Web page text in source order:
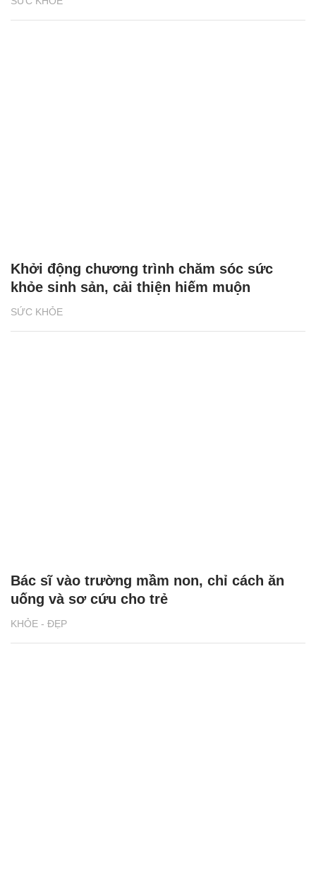
SỨC KHỎE
Khởi động chương trình chăm sóc sức
khỏe sinh sản, cải thiện hiếm muộn
KHỎE - ĐẸP
Bác sĩ vào trường mầm non, chỉ cách ăn
uống và sơ cứu cho trẻ